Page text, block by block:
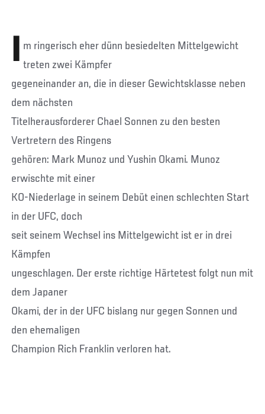
I m ringerisch eher dünn besiedelten Mittelgewicht
treten zwei Kämpfer
gegeneinander an, die in dieser Gewichtsklasse neben
dem nächsten
Titelherausforderer Chael Sonnen zu den besten
Vertretern des Ringens
gehören: Mark Munoz und Yushin Okami. Munoz
erwischte mit einer
KO-Niederlage in seinem Debüt einen schlechten Start
in der UFC, doch
seit seinem Wechsel ins Mittelgewicht ist er in drei
Kämpfen
ungeschlagen. Der erste richtige Härtetest folgt nun mit
dem Japaner
Okami, der in der UFC bislang nur gegen Sonnen und
den ehemaligen
Champion Rich Franklin verloren hat.